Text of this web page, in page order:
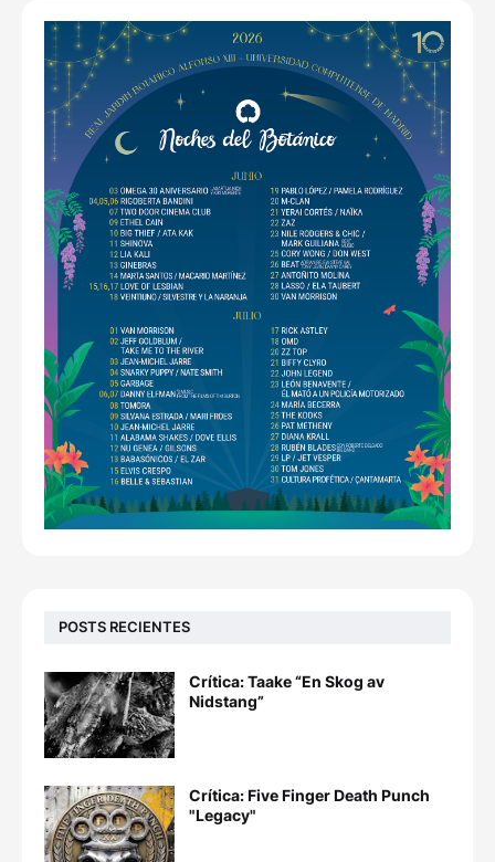
POSTS RECIENTES
Crítica: Taake “En Skog av
Nidstang”
Crítica: Five Finger Death Punch
"Legacy"